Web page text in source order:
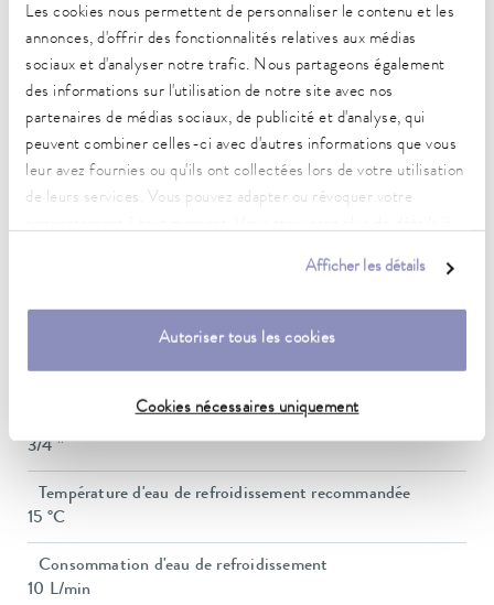
Les cookies nous permettent de personnaliser le contenu et les
annonces, d'offrir des fonctionnalités relatives aux médias
sociaux et d'analyser notre trafic. Nous partageons également
des informations sur l'utilisation de notre site avec nos
partenaires de médias sociaux, de publicité et d'analyse, qui
peuvent combiner celles-ci avec d'autres informations que vous
leur avez fournies ou qu'ils ont collectées lors de votre utilisation
de leurs services. Vous pouvez adapter ou révoquer votre
Afficher les détails
Autoriser tous les cookies
Cookies nécessaires uniquement
4,3 bar
Pompe Débit max. (pression)
60 L/min
Raccord fileté (extérieur) des entrée/sortie
contourne
20 L
33 L
Filetage du raccord de refroidissement de l'eau (extérieur)
3/4 ″
Température d'eau de refroidissement recommandée
15 °C
Consommation d'eau de refroidissement
10 L/min